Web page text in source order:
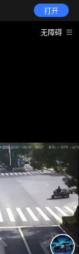
打开
无障碍